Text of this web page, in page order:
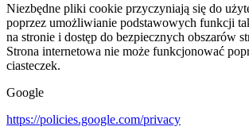
Niezbędne pliki cookie przyczyniają się do
poprzez umożliwianie podstawowych funkcji
na stronie i dostęp do bezpiecznych obszarów
Strona internetowa nie może funkcjonować
ciasteczek.
Google
https://policies.google.com/privacy